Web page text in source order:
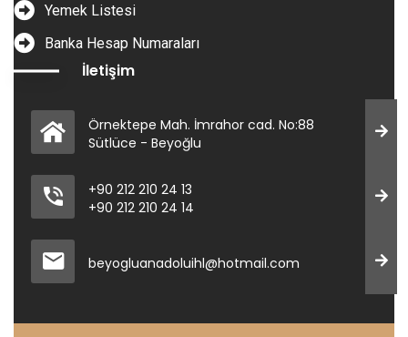
Yemek Listesi
Banka Hesap Numaraları
İletişim
Örnektepe Mah. İmrahor cad. No:88
Sütlüce - Beyoğlu
+90 212 210 24 13
+90 212 210 24 14
beyogluanadoluihl@hotmail.com